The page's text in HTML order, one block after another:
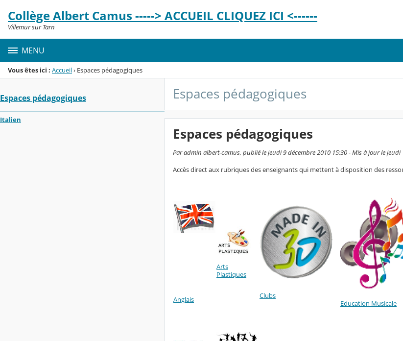
Menu de la rubrique
Contenu
Collège Albert Camus -----> ACCUEIL CLIQUEZ ICI <------
Villemur sur Tarn
MENU
Vous êtes ici : Accueil› Espaces pédagogiques
Espaces pédagogiques
Italien
Espaces pédagogiques
Espaces pédagogiques
Par admin albert-camus, publié le jeudi 9 décembre 2010 15:30 - Mis à jour le jeudi
Accès direct aux rubriques des enseignants qui mettent à disposition des
Anglais
Arts
Plastiques
Clubs
Education Musicale